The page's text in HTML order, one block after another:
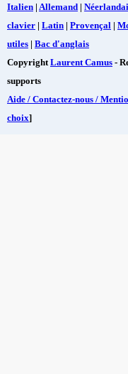
Italien | Allemand |
clavier | Latin | Provençal |
utiles | Bac d'anglais
Copyright Laurent Camus -
supports
Aide / Contactez-nous /
choix]